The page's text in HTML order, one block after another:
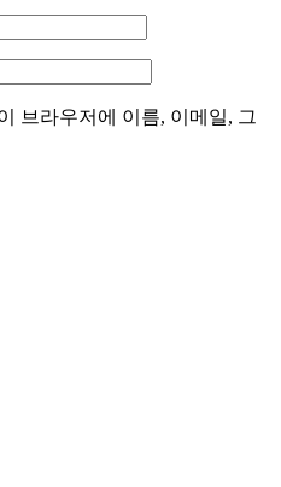
브라우저에 이름, 이메일, 그